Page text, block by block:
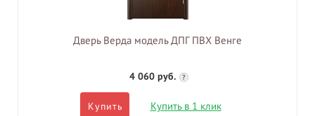
Дверь Верда модель ДПГ ПВХ Венге
4 060 руб. ?
Купить Купить в 1 клик